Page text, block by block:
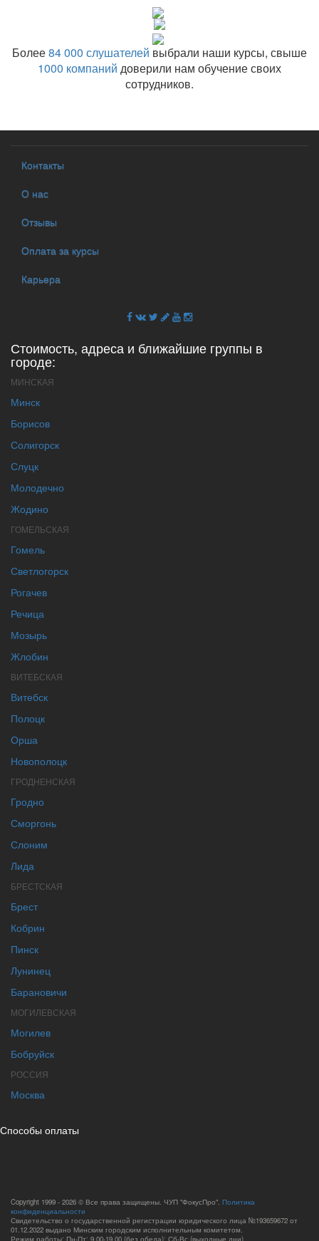
Более84 000 слушателей выбрали наши курсы, свыше
1000 компаний доверили нам обучение своих
сотрудников.
Контакты
О нас
Отзывы
Оплата за курсы
Карьера
Стоимость, адреса и ближайшие группы в
городе:
МИНСКАЯ
Минск
Борисов
Солигорск
Слуцк
Молодечно
Жодино
ГОМЕЛЬСКАЯ
Гомель
Светлогорск
Рогачев
Речица
Мозырь
Жлобин
ВИТЕБСКАЯ
Витебск
Полоцк
Орша
Новополоцк
ГРОДНЕНСКАЯ
Гродно
Сморгонь
Слоним
Лида
БРЕСТСКАЯ
Брест
Кобрин
Пинск
Лунинец
Барановичи
МОГИЛЕВСКАЯ
Могилев
Бобруйск
РОССИЯ
Москва
Способы оплаты
Copyright 1999 - 2026 © Все права защищены. ЧУП "ФокусПро". Политика
конфиденциальности
Свидетельство о государственной регистрации юридического лица №193659672 от
01.12.2022 выдано Минским городским исполнительным комитетом.
Режим работы: Пн-Пт: 9.00-19.00 (без обеда); Сб-Вс (выходные дни).